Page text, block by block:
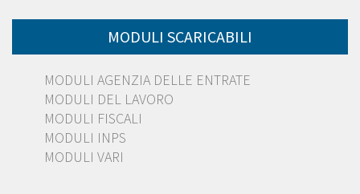
MODULI SCARICABILI
MODULI AGENZIA DELLE ENTRATE
MODULI DEL LAVORO
MODULI FISCALI
MODULI INPS
MODULI VARI